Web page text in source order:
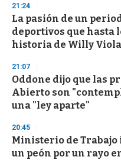
21:24
La pasión de un
deportivos que hasta
historia de Willy Viola
21:07
Oddone dijo que las
Abierto son
una "ley aparte"
20:45
Ministerio de Trabajo
un peón por un rayo